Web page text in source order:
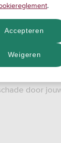
Tot
door
.
Weigeren
Accepteren